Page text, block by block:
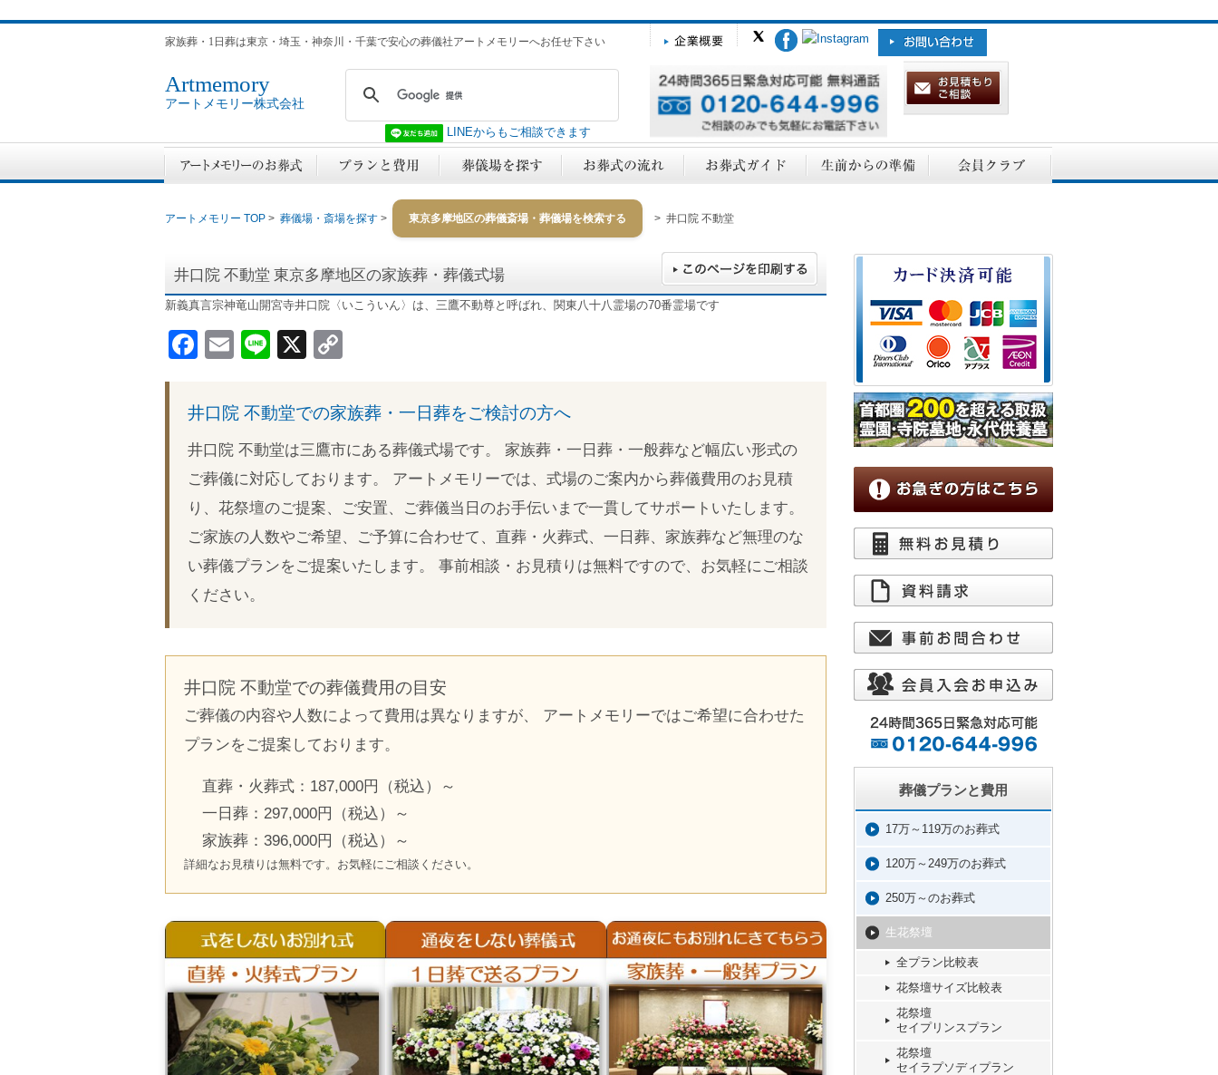
家族葬・1日葬は東京・埼玉・神奈川・千葉で安心の葬儀社アートメモリーへお任せ下さい
Artmemory
アートメモリー株式会社
LINEからもご相談できます
アートメモリー TOP > 葬儀場・斎場を探す > 東京多摩地区の葬儀斎場・葬儀場を検索する > 井口院 不動堂
井口院 不動堂 東京多摩地区の家族葬・葬儀式場
新義真言宗神竜山開宮寺井口院〈いこういん〉は、三鷹不動尊と呼ばれ、関東八十八霊場の70番霊場です
Facebook
EmailLine
X
井口院 不動堂での家族葬・一日葬をご検討の方へ
井口院 不動堂は三鷹市にある葬儀式場です。 家族葬・一日葬・一般葬など幅広い形式の
ご葬儀に対応しております。 アートメモリーでは、式場のご案内から葬儀費用のお見積
り、花祭壇のご提案、ご安置、ご葬儀当日のお手伝いまで一貫してサポートいたします。
ご家族の人数やご希望、ご予算に合わせて、直葬・火葬式、一日葬、家族葬など無理のな
い葬儀プランをご提案いたします。 事前相談・お見積りは無料ですので、お気軽にご相談
ください。
井口院 不動堂での葬儀費用の目安
ご葬儀の内容や人数によって費用は異なりますが、 アートメモリーではご希望に合わせた
プランをご提案しております。
直葬・火葬式：187,000円（税込）～
一日葬：297,000円（税込）～
家族葬：396,000円（税込）～
詳細なお見積りは無料です。お気軽にご相談ください。
葬儀プランと費用
17万～119万のお葬式
120万～249万のお葬式
250万～のお葬式
生花祭壇
全プラン比較表
花祭壇サイズ比較表
花祭壇
セイプリンスプラン
花祭壇
セイラプソディプラン